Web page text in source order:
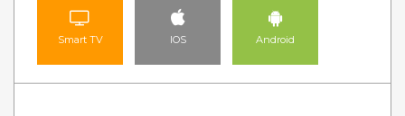
Smart TV IOS Android